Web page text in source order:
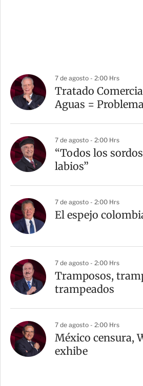
7 de agosto - 2:00 Hrs
Tratado
Aguas =
7 de agosto - 2:00 Hrs
“Todos los
labios”
7 de agosto - 2:00 Hrs
El espejo
7 de agosto - 2:00 Hrs
Tramposos,
trampeados
7 de agosto - 2:00 Hrs
México censura,
exhibe